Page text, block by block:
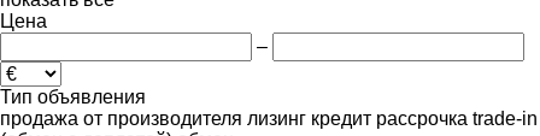
Цена
–
Тип объявления
продажа от производителя лизинг кредит рассрочка trade-in